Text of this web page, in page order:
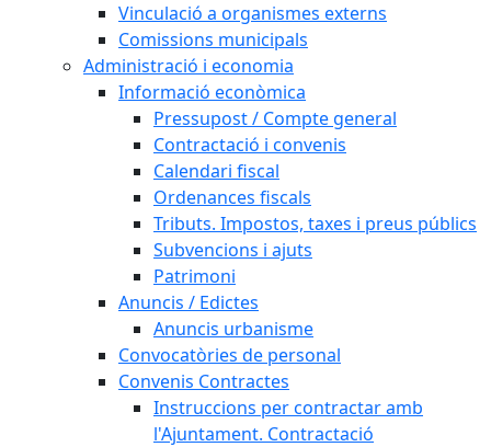
Vinculació a organismes externs
Comissions municipals
Administració i economia
Informació econòmica
Pressupost / Compte general
Contractació i convenis
Calendari fiscal
Ordenances fiscals
Tributs. Impostos, taxes i preus públics
Subvencions i ajuts
Patrimoni
Anuncis / Edictes
Anuncis urbanisme
Convocatòries de personal
Convenis Contractes
Instruccions per contractar amb
l'Ajuntament. Contractació